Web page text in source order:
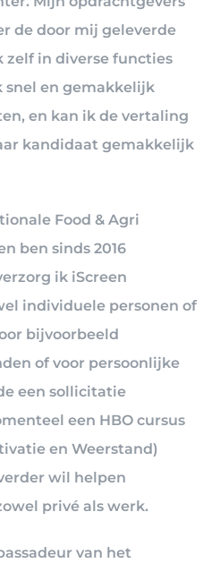
de door mij geleverde
zelf in diverse functies
snel en gemakkelijk
en kan ik de vertaling
kandidaat gemakkelijk
Food & Agri
ben sinds 2016
ik iScreen
individuele personen of
bijvoorbeeld
of voor persoonlijke
een sollicitatie
een HBO cursus
en Weerstand)
wil helpen
privé als werk.
van het